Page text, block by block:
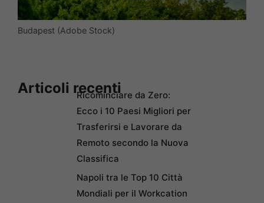
Budapest (Adobe Stock)
Articoli recentiRicominciare da Zero:
Ecco i 10 Paesi Migliori per
Trasferirsi e Lavorare da
Remoto secondo la Nuova
Classifica
Napoli tra le Top 10 Città
Mondiali per il Workcation